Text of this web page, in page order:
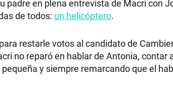
padre en plena entrevista de Macri con
de todos: un helicóptero.
restarle votos al candidato de
no reparó en hablar de Antonia, contar
y siempre remarcando que el